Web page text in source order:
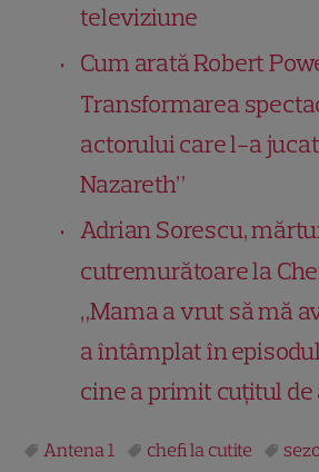
televiziune
Cum arată Robert
Transformarea
actorului care l-a
Nazareth”
Adrian Sorescu,
cutremurătoare la
„Mama a vrut să mă
a întâmplat în
cine a primit cuțitul de
Antena 1 chefi la cutite